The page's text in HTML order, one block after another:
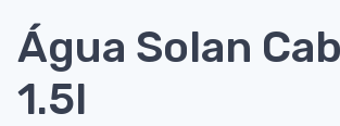
Água Solan
1.5l